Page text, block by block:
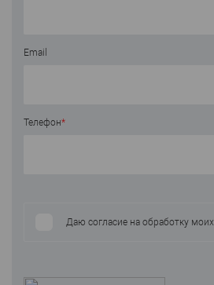
Email
Телефон*
Даю согласие на обработку